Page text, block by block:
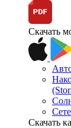
Скачать
Скачать